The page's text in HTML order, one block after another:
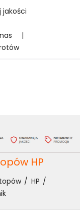
|
HP
HP